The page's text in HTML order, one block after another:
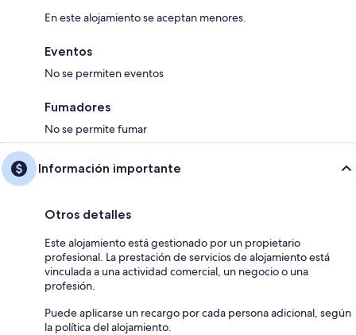
En este alojamiento se aceptan menores.
Eventos
No se permiten eventos
Fumadores
No se permite fumar
Información importante
Otros detalles
Este alojamiento está gestionado por un propietario
profesional. La prestación de servicios de alojamiento está
vinculada a una actividad comercial, un negocio o una
profesión.
Puede aplicarse un recargo por cada persona adicional, según
la política del alojamiento.